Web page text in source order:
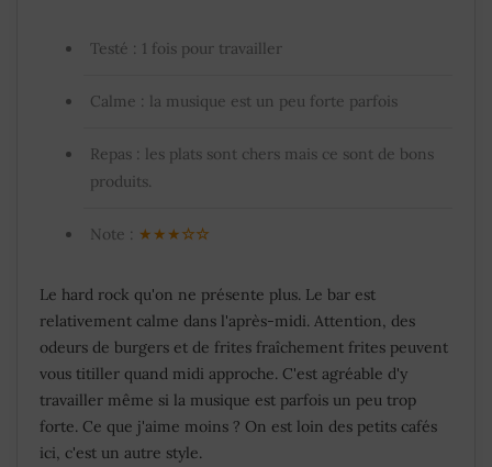
Testé : 1 fois pour travailler
Calme : la musique est un peu forte parfois
Repas : les plats sont chers mais ce sont de bons
produits.
Note : ★★★☆☆
Le hard rock qu'on ne présente plus. Le bar est
relativement calme dans l'après-midi. Attention, des
odeurs de burgers et de frites fraîchement frites peuvent
vous titiller quand midi approche. C'est agréable d'y
travailler même si la musique est parfois un peu trop
forte. Ce que j'aime moins ? On est loin des petits cafés
ici, c'est un autre style.